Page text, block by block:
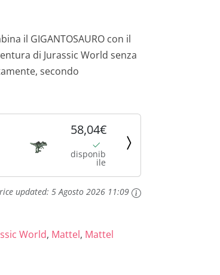
il GIGANTOSAURO con il
di Jurassic World senza
secondo
58,04€
disponib
ile
updated: 5 Agosto 2026 11:09
World, Mattel, Mattel